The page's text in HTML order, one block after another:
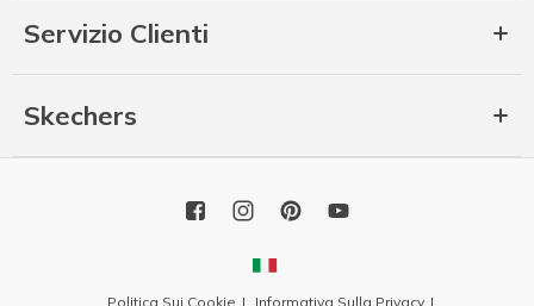
Servizio Clienti
Skechers
Politica Sui Cookie Informativa Sulla Privacy